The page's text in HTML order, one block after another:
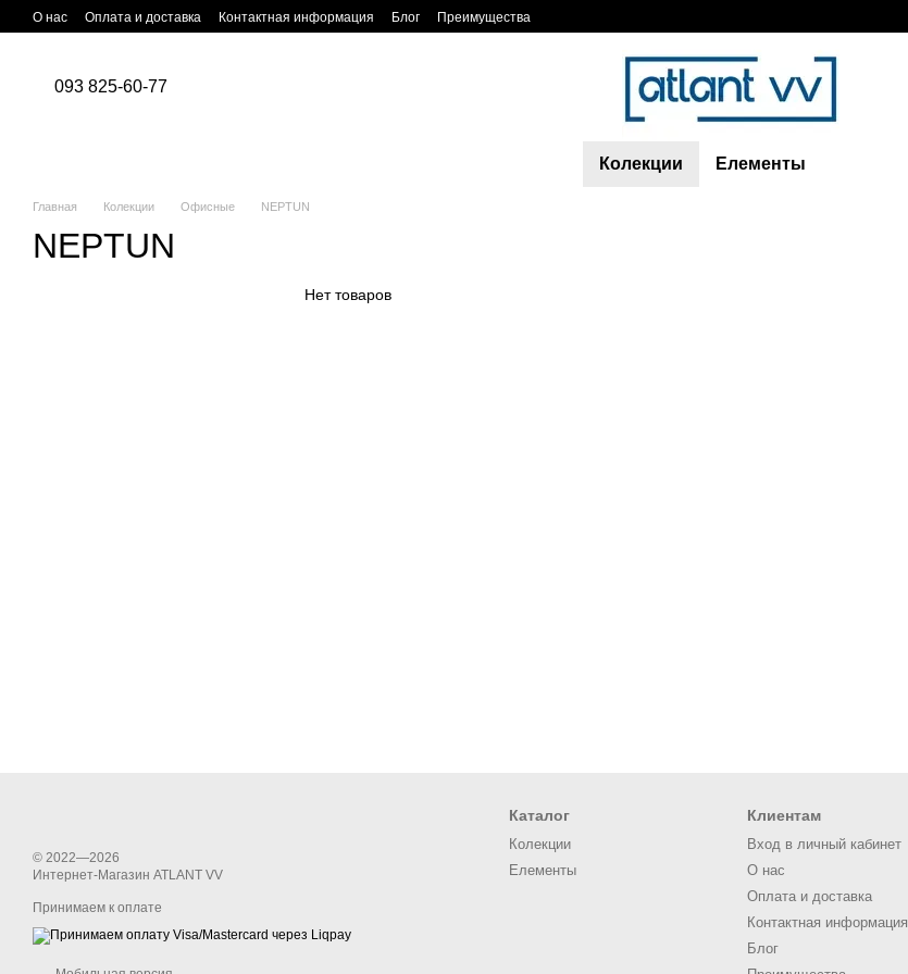
Перейти к основному контенту
О нас Оплата и доставка Контактная информация Блог Преимущества
093 825-60-77
Колекции Елементы
Главная Колекции Офисные NEPTUN
NEPTUN
Нет товаров
© 2022—2026
Интернет-Магазин ATLANT VV
Принимаем к оплате
Каталог
Колекции
Елементы
Клиентам
Вход в личный кабинет
О нас
Оплата и доставка
Контактная информация
Блог